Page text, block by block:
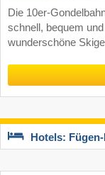
Die 10er-
schnell, bequem
wunderschöne
Hotels: